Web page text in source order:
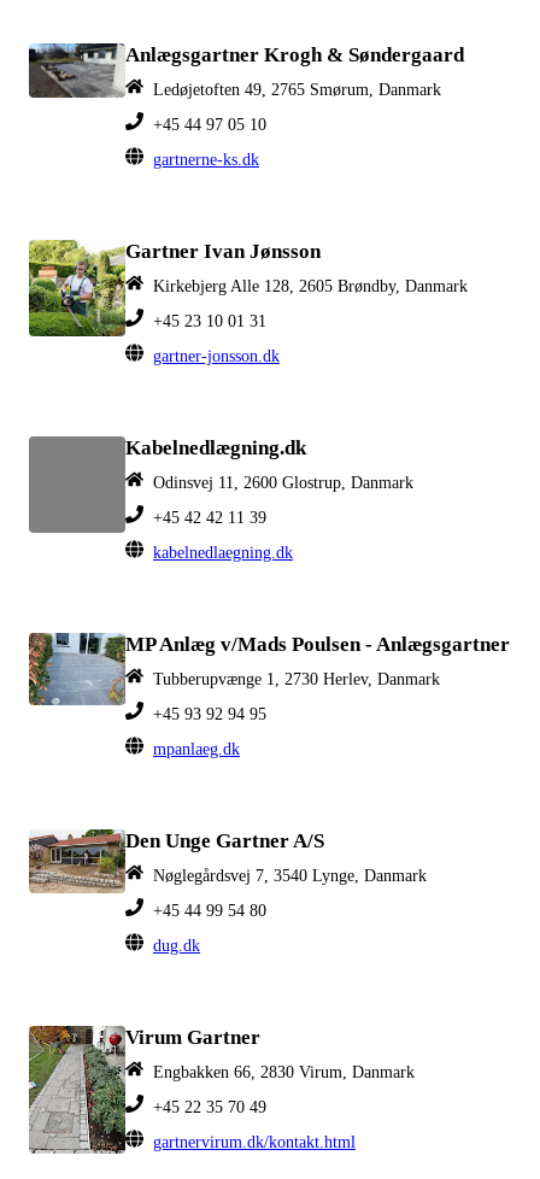
Anlægsgartner Krogh & Søndergaard
Ledøjetoften 49, 2765 Smørum, Danmark
+45 44 97 05 10
gartnerne-ks.dk
Gartner Ivan Jønsson
Kirkebjerg Alle 128, 2605 Brøndby, Danmark
+45 23 10 01 31
gartner-jonsson.dk
Kabelnedlægning.dk
Odinsvej 11, 2600 Glostrup, Danmark
+45 42 42 11 39
kabelnedlaegning.dk
MP Anlæg v/Mads Poulsen - Anlægsgartner
Tubberupvænge 1, 2730 Herlev, Danmark
+45 93 92 94 95
mpanlaeg.dk
Den Unge Gartner A/S
Nøglegårdsvej 7, 3540 Lynge, Danmark
+45 44 99 54 80
dug.dk
Virum Gartner
Engbakken 66, 2830 Virum, Danmark
+45 22 35 70 49
gartnervirum.dk/kontakt.html